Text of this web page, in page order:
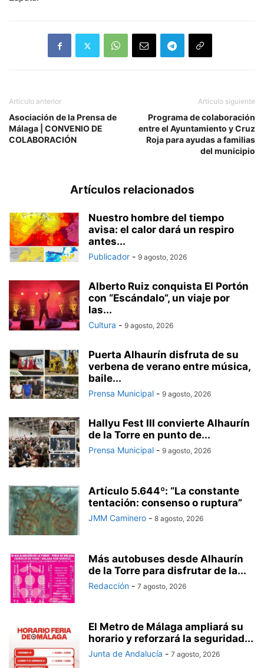
Artículo anterior
Asociación de la Prensa de
Málaga | CONVENIO DE
COLABORACIÓN
Artículo siguiente
Programa de colaboración
entre el Ayuntamiento y Cruz
Roja para ayudas a familias
del municipio
Artículos relacionados
Nuestro hombre del tiempo
avisa: el calor dará un respiro
antes...
Publicador - 9 agosto, 2026
Alberto Ruiz conquista El Portón
con “Escándalo”, un viaje por
las...
Cultura - 9 agosto, 2026
Puerta Alhaurín disfruta de su
verbena de verano entre música,
baile...
Prensa Municipal - 9 agosto, 2026
Hallyu Fest III convierte Alhaurín
de la Torre en punto de...
Prensa Municipal - 9 agosto, 2026
Artículo 5.644º: “La constante
tentación: consenso o ruptura”
JMM Caminero - 8 agosto, 2026
Más autobuses desde Alhaurín
de la Torre para disfrutar de la...
Redacción - 7 agosto, 2026
El Metro de Málaga ampliará su
horario y reforzará la seguridad...
Junta de Andalucía - 7 agosto, 2026